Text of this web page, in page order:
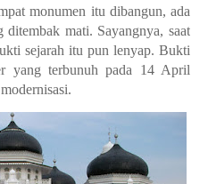
monumen itu dibangun, ada
ditembak mati. Sayangnya, saat
sejarah itu pun lenyap. Bukti
yang terbunuh pada 14 April